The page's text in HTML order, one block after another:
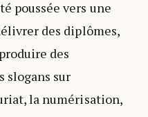
poussée vers une
des diplômes,
des
slogans sur
la numérisation,